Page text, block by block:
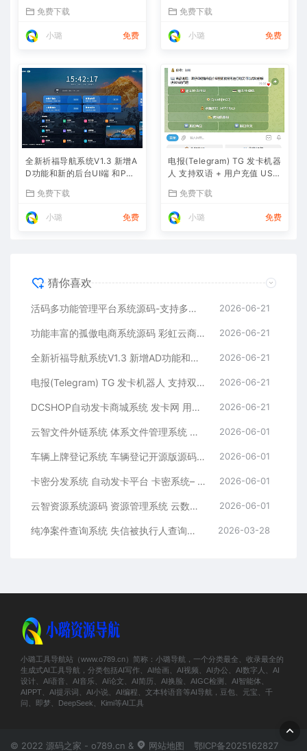
址等免费下载
小璐 免费
免费下载
小璐 免费
全新祈福导航系统V1.3 新增A
D功能和新的后台UI端 和PHP
免费下载
小璐 免费
电报(Telegram) TG 发卡机器
人 支持双语 + 用户充值 USD
免费下载
小璐 免费
猜你喜欢
活码多功能管理平台系统源码-支持多功能群活码、淘宝客、渠道码、分享卡片、短网址等 2026-06-21
功能丰富的孤傲电商系统源码 彩虹云商城系统源码 购物商场源码视觉享受 2026-06-21
全新祈福导航系统V1.3 新增AD功能和新的后台UI端 和PHP版本等 2026-06-21
电报(Telegram) TG 发卡机器人 支持双语 + 用户充值 USDT/双语言(独角数版本) 2026-06-21
DCSHOP自动发卡商城系统 发卡网 用户可开通分店分销 支持实物发货 自带博客功能 2026-06-21
云智文件外链系统 体系文件管理系统 多用户版本 2026-06-01
车辆上牌登记系统 车辆登记开源版源码 车辆登记管理系统源码 2026-06-01
卡密分发系统 自动发卡平台 卡密系统– 附后台管理 2026-06-01
云智资源系统源码 资源管理系统 云数据管理平台– 带支付/积分商城/广告 2026-06-01
纯净案件查询系统 失信被执行人查询系统源码 执法办案系统源码 2026-03-28
小璐工具导航站（www.o789.cn）简称：小璐导航，一个分类最全、收录最全的
生成式AI工具导航，分类包括AI写作、AI绘画、AI视频、AI办公、AI数字人、AI
设计、AI语音、AI音乐、AI论文、AI简历、AI换脸、AIGC检测、AI智能体、
AIPPT、AI提示词、AI小说、AI编程、文本转语音等AI导航，豆包、元宝、千
问、即梦、DeepSeek、Kimi等AI工具
© 2022 源码之家 - o789.cn & 网站地图 鄂ICP备2025162827